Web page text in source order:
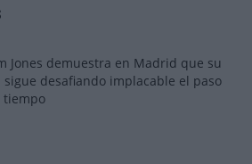
Jones demuestra en Madrid que su
sigue desafiando implacable el paso
tiempo